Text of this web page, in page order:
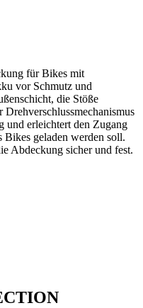
für Bikes mit
vor Schmutz und
die Stöße
und erleichtert den Zugang
Bikes geladen werden soll.
Abdeckung sicher und fest.